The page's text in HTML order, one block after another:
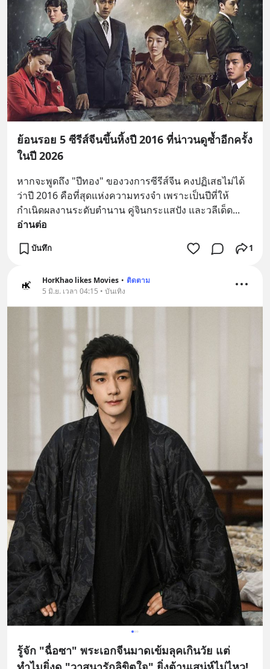
ย้อนรอย 5 ซีรีส์จีนขึ้นหิ้งปี 2016 ที่น่าวนดูซ้ำอีกครั้ง
ในปี 2026
หากจะพูดถึง "ปีทอง" ของวงการซีรีส์จีน คงปฏิเสธไม่ได้
ว่าปี 2016 คือที่สุดแห่งความทรงจำ เพราะเป็นปีที่ให้
กำเนิดผลงานระดับตำนาน คู่จินกระแสปัง และวลีเด็ด
อ่านต่อ
บันทึก 1
HorKhao likes Movies • ติดตาม
5 มิ.ย. เวลา 04:15 • บันเทิง
รู้จัก "ฉื่อซา" พระเอกจีนมาดเข้มลุคเกินวัย แต่